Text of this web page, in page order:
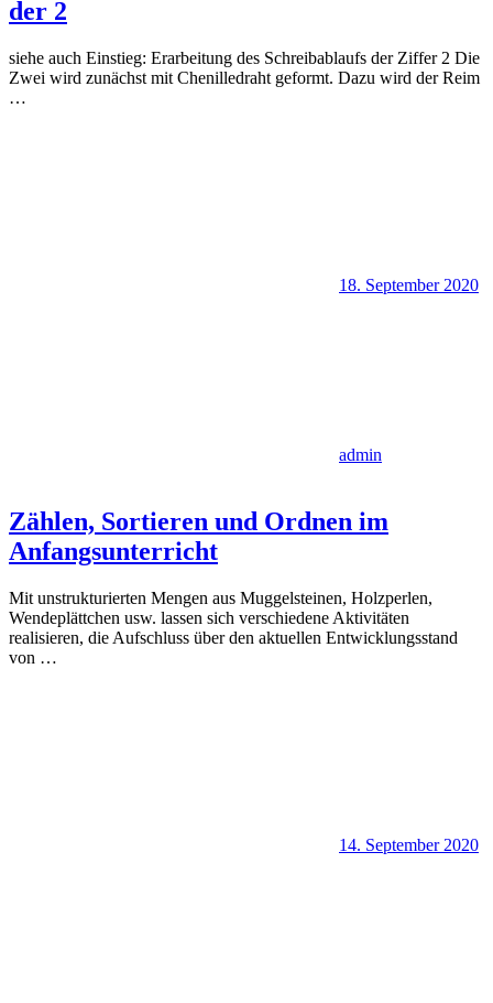
der 2
siehe auch Einstieg: Erarbeitung des Schreibablaufs der Ziffer 2 Die
Zwei wird zunächst mit Chenilledraht geformt. Dazu wird der Reim
…
18. September 2020
admin
Zählen, Sortieren und Ordnen im
Anfangsunterricht
Mit unstrukturierten Mengen aus Muggelsteinen, Holzperlen,
Wendeplättchen usw. lassen sich verschiedene Aktivitäten
realisieren, die Aufschluss über den aktuellen Entwicklungsstand
von …
14. September 2020